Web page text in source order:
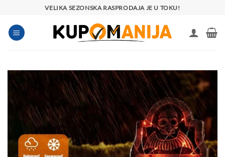
sadržaj
VELIKA SEZONSKA RASPRODAJA JE U TOKU!